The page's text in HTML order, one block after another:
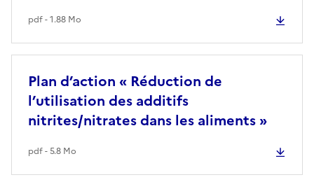
pdf - 1.88 Mo
Plan d’action « Réduction de
l’utilisation des additifs
nitrites/nitrates dans les aliments »
pdf - 5.8 Mo